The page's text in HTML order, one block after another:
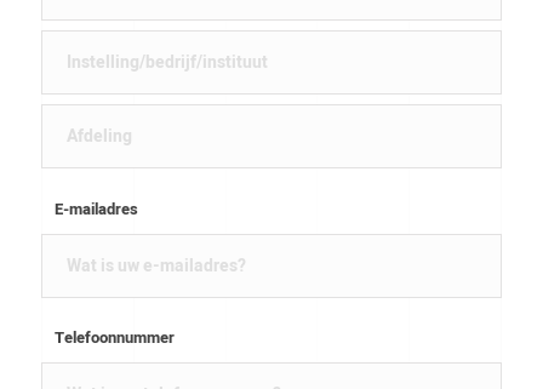
E-mailadres
Telefoonnummer